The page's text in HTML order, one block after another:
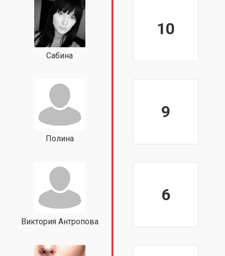
Сабина
10
Полина
9
Виктория Антропова
6